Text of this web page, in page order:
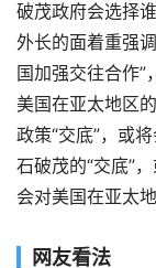
破茂政府会选择
外长的面着重强
国加强交往合作”
美国在亚太地区
政策“交底”，或
石破茂的“交底”
会对美国在亚太
网友看法